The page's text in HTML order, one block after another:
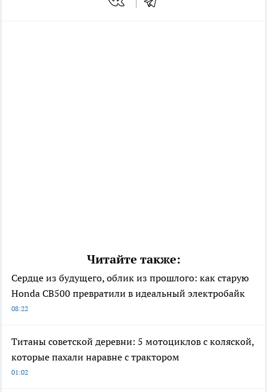
Читайте также:
Сердце из будущего, облик из прошлого: как старую
Honda CB500 превратили в идеальный электробайк
08:22
Титаны советской деревни: 5 мотоциклов с коляской,
которые пахали наравне с трактором
01:02